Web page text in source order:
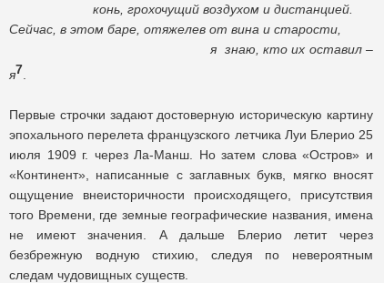
конь, грохочущий воздухом и дистанцией.
Сейчас, в этом баре, отяжелев от вина и старости,
я знаю, кто их оставил –
я7
Первые строчки задают достоверную историческую картину
эпохального перелета французского летчика Луи Блерио 25
июля 1909 г. через Ла-Манш. Но затем слова «Остров» и
«Континент», написанные с заглавных букв, мягко вносят
ощущение внеисторичности происходящего, присутствия
того Времени, где земные географические названия, имена
не имеют значения. А дальше Блерио летит через
безбрежную водную стихию, следуя по невероятным
следам чудовищных существ.